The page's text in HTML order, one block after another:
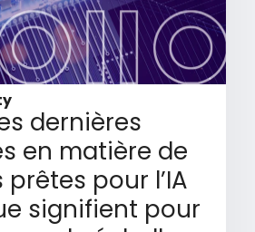
dernières
en matière de
pour l’IA
signifient pour